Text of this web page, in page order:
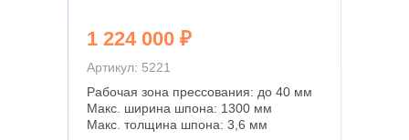
1 224 000 ₽
Артикул: 5221
Рабочая зона прессования: до 40 мм
Макс. ширина шпона: 1300 мм
Макс. толщина шпона: 3,6 мм